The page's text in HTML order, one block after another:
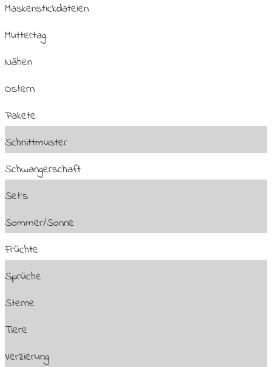
Maskenstickdateien
Muttertag
Nähen
Ostern
Pakete
Schnittmuster
Schwangerschaft
Set´s
Sommer/Sonne
Früchte
Sprüche
Sterne
Tiere
Verzierung